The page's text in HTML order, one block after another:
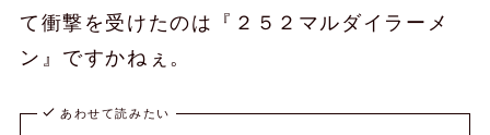
て衝撃を受けたのは『２５２マルダイラーメ
ン』ですかねぇ。
あわせて読みたい